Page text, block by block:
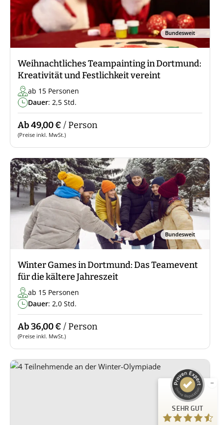
Bundesweit
Weihnachtliches Teampainting in Dortmund:
Kreativität und Festlichkeit vereint
ab 15 Personen
Dauer: 2,5 Std.
Ab 49,00 € / Person
(Preise inkl. MwSt.)
Bundesweit
Winter Games in Dortmund: Das Teamevent
für die kältere Jahreszeit
ab 15 Personen
Dauer: 2,0 Std.
Ab 36,00 € / Person
(Preise inkl. MwSt.)
SEHR GUT
Kundenbewertungen und Erfahrungen zu
96
%
ProvenExpert.com
SEHR GUT
Bewertungen auf ProvenExpert.com